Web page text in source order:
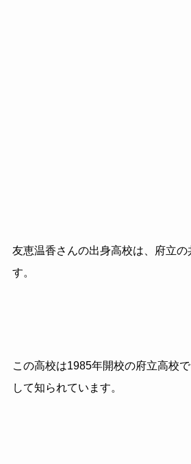
友恵温香さんの出身高校は、府立
す。
この高校は1985年開校の府立高校
して知られています。